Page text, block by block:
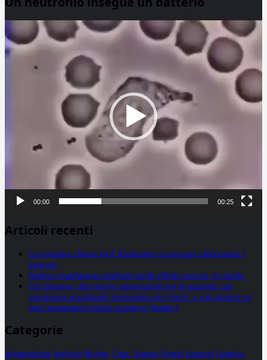
Player
00:00 00:25
Articoli recenti
La proteina chiave dell’Alzheimer si propaga utilizzando i
neuroni
Statine: inutilmente attribuiti molti effetti avversi, lo studio
Un farmaco, due nuove opportunità per le pazienti con
carcinoma mammario metastatico hr+/her2- e con tumore al
seno metastatico triplo negativo (mtnbc)
Categorie
alimentazione biologia Biology Com. Stampa Epatiti featured Genetica